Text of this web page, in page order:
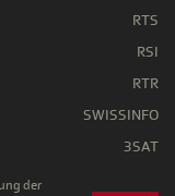
RTS
RSI
RTR
SWISSINFO
3SAT
der